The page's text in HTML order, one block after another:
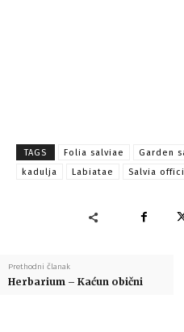
TAGS Folia salviae Garden
kadulja
Labiatae Salvia
Prethodni članak
Herbarium – Kaćun obični